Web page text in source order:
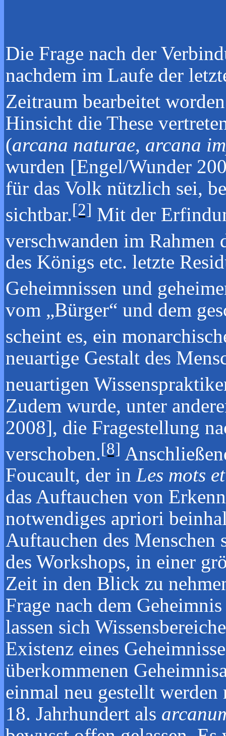
Die Frage nach der
nachdem im Laufe der
Zeitraum bearbeitet
Hinsicht die These
(arcana naturae, arcana
wurden [Engel/Wunder
für das Volk nützlich sei,
sichtbar.[2] Mit der
verschwanden im
des Königs etc. letzte
Geheimnissen und
vom „Bürger“ und dem
scheint es, ein
neuartige Gestalt des
neuartigen
Zudem wurde, unter
2008], die Fragestellung
verschoben.[8]
Foucault, der in Les mots
das Auftauchen von
notwendiges apriori
Auftauchen des Menschen
des Workshops, in einer
Zeit in den Blick zu
Frage nach dem
lassen sich
Existenz eines
überkommenen
einmal neu gestellt werden
18. Jahrhundert als